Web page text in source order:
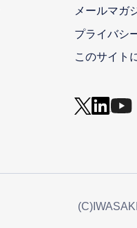
メールマガ
プライバシ
このサイト